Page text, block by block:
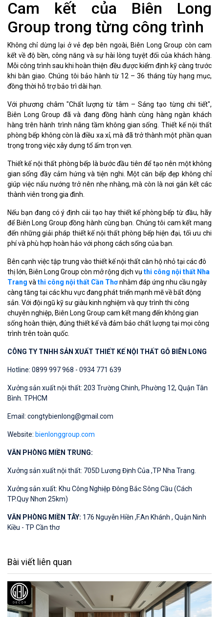
Cam kết của Biên Long
Group trong từng công trình
Không chỉ dừng lại ở vẻ đẹp bên ngoài, Biên Long Group còn cam
kết về độ bền, công năng và sự hài lòng tuyệt đối của khách hàng.
Mỗi công trình sau khi hoàn thiện đều được kiểm định kỹ càng trước
khi bàn giao. Chúng tôi bảo hành từ 12 – 36 tháng tùy hạng mục,
đồng thời hỗ trợ bảo trì dài hạn.
Với phương châm "Chất lượng từ tâm – Sáng tạo từng chi tiết",
Biên Long Group đã và đang đồng hành cùng hàng ngàn khách
hàng trên hành trình nâng tầm không gian sống. Thiết kế nội thất
phòng bếp không còn là điều xa xỉ, mà đã trở thành một phần quan
trọng trong việc xây dựng tổ ấm trọn vẹn.
Thiết kế nội thất phòng bếp là bước đầu tiên để tạo nên một không
gian sống đầy cảm hứng và tiện nghi. Một căn bếp đẹp không chỉ
giúp việc nấu nướng trở nên nhẹ nhàng, mà còn là nơi gắn kết các
thành viên trong gia đình.
Nếu bạn đang có ý định cải tạo hay thiết kế phòng bếp từ đầu, hãy
để Biên Long Group đồng hành cùng bạn. Chúng tôi cam kết mang
đến những giải pháp thiết kế nội thất phòng bếp hiện đại, tối ưu chi
phí và phù hợp hoàn hảo với phong cách sống của bạn.
Bên cạnh việc tập trung vào thiết kế nội thất căn hộ nhỏ tại các đô
thị lớn, Biên Long Group còn mở rộng dịch vụ thi công nội thất Nha
Trang và thi công nội thất Cần Thơnhằm đáp ứng nhu cầu ngày
càng tăng tại các khu vực đang phát triển mạnh mẽ về bất động
sản. Với đội ngũ kỹ sư giàu kinh nghiệm và quy trình thi công
chuyên nghiệp, Biên Long Group cam kết mang đến không gian
sống hoàn thiện, đúng thiết kế và đảm bảo chất lượng tại mọi công
trình trên toàn quốc.
CÔNG TY TNHH SẢN XUẤT THIẾT KẾ NỘI THẤT GỖ BIÊN LONG
Hotline: 0899 997 968 - 0934 771 639
Xưởng sản xuất nội thất: 203 Trường Chinh, Phường 12, Quận Tân
Bình. TPHCM
Email: congtybienlong@gmail.com
Website: bienlonggroup.com
VĂN PHÒNG MIỀN TRUNG:
Xưởng sản xuất nội thất: 705D Lương Định Của ,TP Nha Trang.
Xưởng sản xuất: Khu Công Nghiệp Đông Bắc Sông Cầu (Cách
TP.Quy Nhơn 25km)
VĂN PHÒNG MIỀN TÂY: 176 Nguyễn Hiền ,F.An Khánh , Quận Ninh
Kiều - TP Cần thơ
Bài viết liên quan